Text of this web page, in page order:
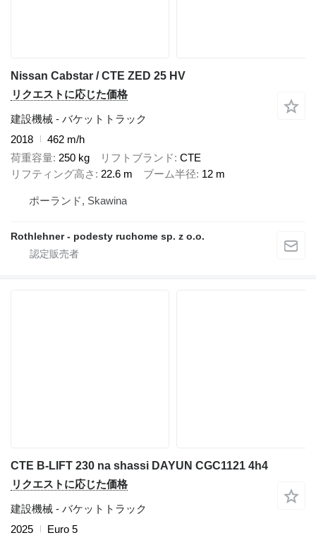
Nissan Cabstar / CTE ZED 25 HV
リクエストに応じた価格
建設機械 - バケットトラック
2018
462 m/h
荷重容量 250 kg リフトブランド CTE
リフティング高さ
22.6 m ブーム半径 12 m
ポーランド, Skawina
Rothlehner - podesty ruchome sp. z o.o.
CTE B-LIFT 230 na shassi DAYUN CGC1121 4h4
リクエストに応じた価格
建設機械 - バケットトラック
2025
Euro 5